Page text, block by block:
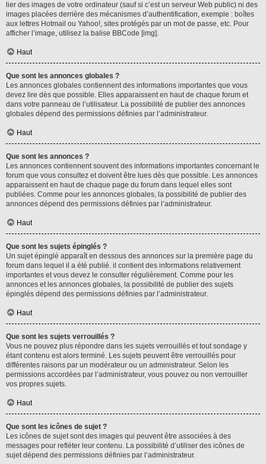
lier des images de votre ordinateur (sauf si c’est un serveur Web public) ni des
images placées derrière des mécanismes d’authentification, exemple : boîtes
aux lettres Hotmail ou Yahoo!, sites protégés par un mot de passe, etc. Pour
afficher l’image, utilisez la balise BBCode [img].
Haut
Que sont les annonces globales ?
Les annonces globales contiennent des informations importantes que vous
devez lire dès que possible. Elles apparaissent en haut de chaque forum et
dans votre panneau de l’utilisateur. La possibilité de publier des annonces
globales dépend des permissions définies par l’administrateur.
Haut
Que sont les annonces ?
Les annonces contiennent souvent des informations importantes concernant le
forum que vous consultez et doivent être lues dès que possible. Les annonces
apparaissent en haut de chaque page du forum dans lequel elles sont
publiées. Comme pour les annonces globales, la possibilité de publier des
annonces dépend des permissions définies par l’administrateur.
Haut
Que sont les sujets épinglés ?
Un sujet épinglé apparaît en dessous des annonces sur la première page du
forum dans lequel il a été publié. il contient des informations relativement
importantes et vous devez le consulter régulièrement. Comme pour les
annonces et les annonces globales, la possibilité de publier des sujets
épinglés dépend des permissions définies par l’administrateur.
Haut
Que sont les sujets verrouillés ?
Vous ne pouvez plus répondre dans les sujets verrouillés et tout sondage y
étant contenu est alors terminé. Les sujets peuvent être verrouillés pour
différentes raisons par un modérateur ou un administrateur. Selon les
permissions accordées par l’administrateur, vous pouvez ou non verrouiller
vos propres sujets.
Haut
Que sont les icônes de sujet ?
Les icônes de sujet sont des images qui peuvent être associées à des
messages pour refléter leur contenu. La possibilité d’utiliser des icônes de
sujet dépend des permissions définies par l’administrateur.